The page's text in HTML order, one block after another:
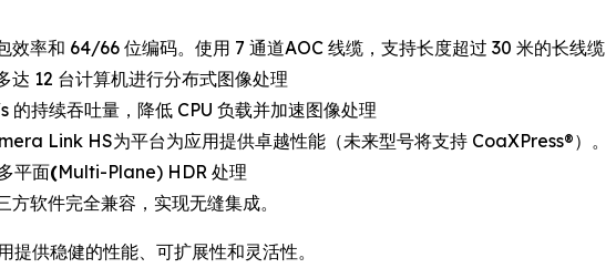
率和 64/66 位编码。使用 7 通道AOC 线缆，支持长度超过 30 米的长线缆
12 台计算机进行分布式图像处理
持续吞吐量，降低 CPU 负载并加速图像处理
Link HS为平台为应用提供卓越性能（未来型号将支持 CoaXPress®）。
平面(Multi-Plane) HDR 处理
方软件完全兼容，实现无缝集成。
供稳健的性能、可扩展性和灵活性。